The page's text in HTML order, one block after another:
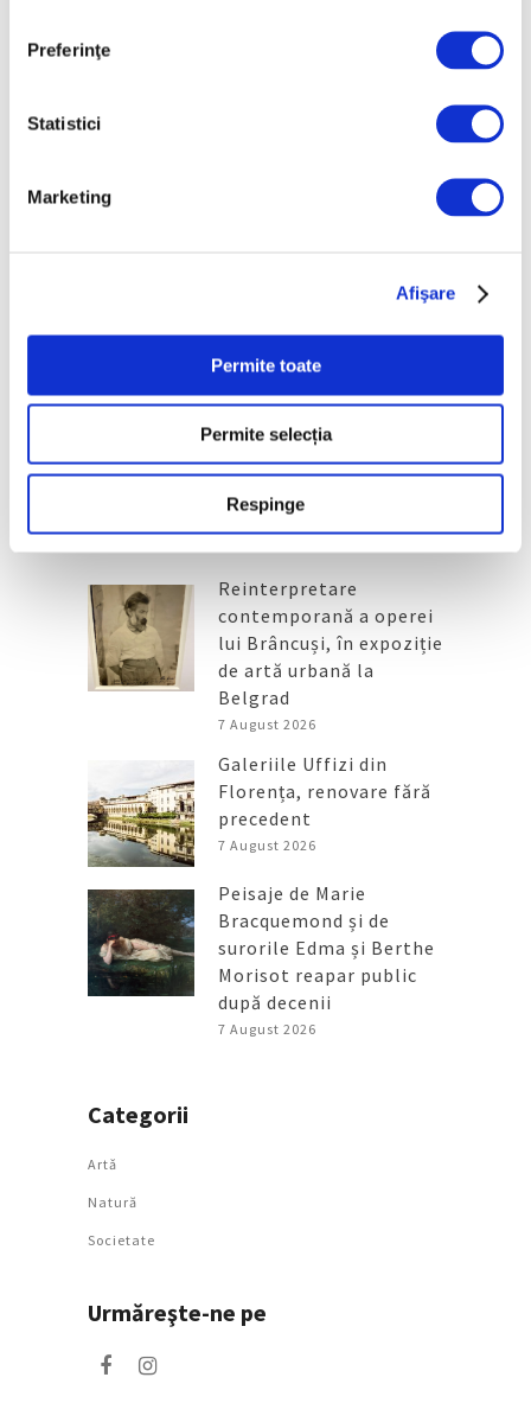
Preferinţe
Statistici
Marketing
Afişare
Permite toate
Permite selecția
Respinge
proiectat de Frank Gehry,
inaugurat în decembrie
30 Iulie 2026
Articole recente
Reinterpretare
contemporană a operei
lui Brâncuși, în expoziție
de artă urbană la
Belgrad
7 August 2026
Galeriile Uffizi din
Florența, renovare fără
precedent
7 August 2026
Peisaje de Marie
Bracquemond și de
surorile Edma și Berthe
Morisot reapar public
după decenii
7 August 2026
Categorii
Artǎ
Natură
Societate
Urmăreşte-ne pe